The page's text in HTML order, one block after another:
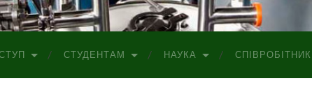
СТУДЕНТАМ НАУКА